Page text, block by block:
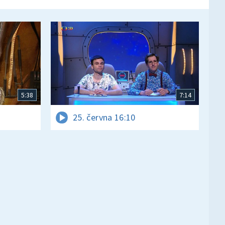
5:38 7:14
25. června 16:10